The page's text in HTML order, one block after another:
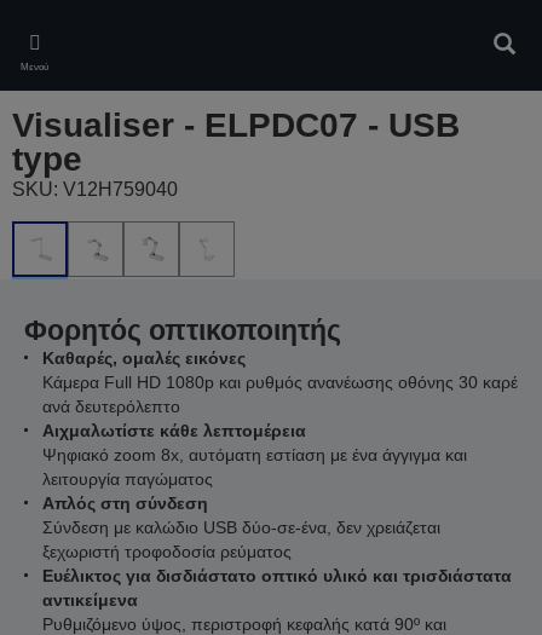
main
content
Μενού
Visualiser - ELPDC07 - USB
type
SKU: V12H759040
Φορητός οπτικοποιητής
Καθαρές, ομαλές εικόνες
Κάμερα Full HD 1080p και ρυθμός ανανέωσης οθόνης 30 καρέ
ανά δευτερόλεπτο
Αιχμαλωτίστε κάθε λεπτομέρεια
Ψηφιακό zoom 8x, αυτόματη εστίαση με ένα άγγιγμα και
λειτουργία παγώματος
Απλός στη σύνδεση
Σύνδεση με καλώδιο USB δύο-σε-ένα, δεν χρειάζεται
ξεχωριστή τροφοδοσία ρεύματος
Ευέλικτος για δισδιάστατο οπτικό υλικό και τρισδιάστατα
αντικείμενα
Ρυθμιζόμενο ύψος, περιστροφή κεφαλής κατά 90º και